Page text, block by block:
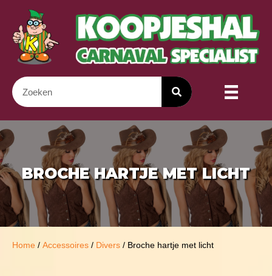
BROCHE HARTJE MET LICHT
Home / Accessoires / Divers / Broche hartje met licht